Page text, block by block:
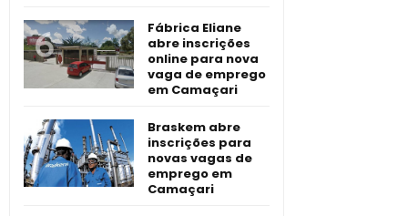
Fábrica Eliane
abre inscrições
online para nova
vaga de emprego
em Camaçari
Braskem abre
inscrições para
novas vagas de
emprego em
Camaçari